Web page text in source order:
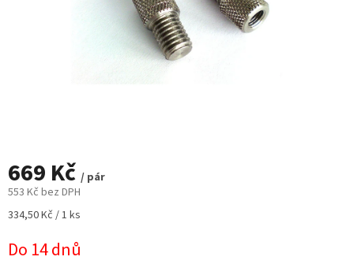
669 Kč / pár
553 Kč bez DPH
Měrná
334,50 Kč / 1 ks
Do 14 dnů